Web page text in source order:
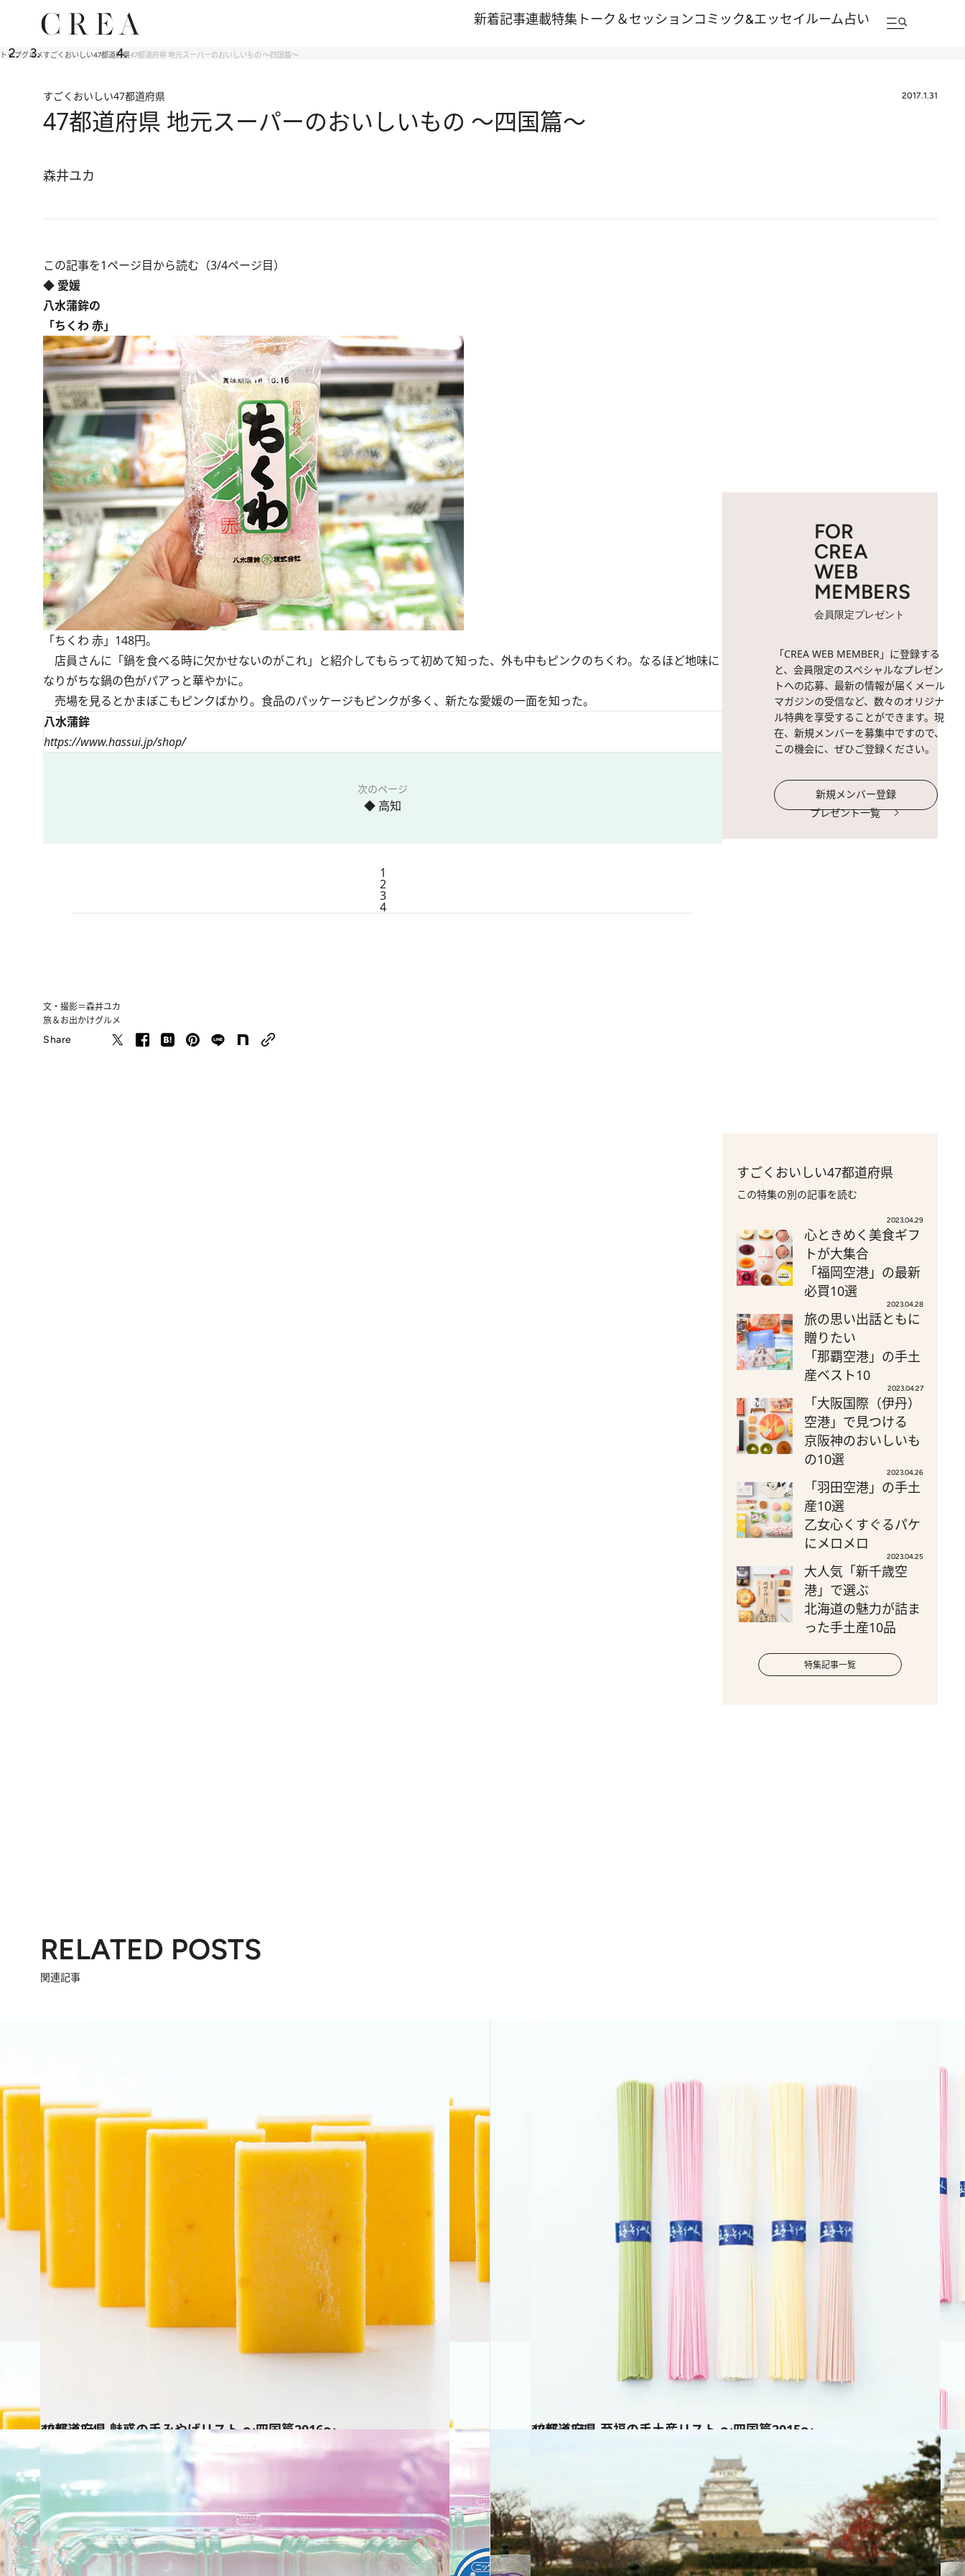
新着記事連載特集 トーク＆セッションコミック&エッセイルーム占い
トップグルメすごくおいしい47都道府県47都道府県 地元スーパーのおいしいもの ～四国篇～
すごくおいしい47都道府県 2017.1.31
47都道府県 地元スーパーのおいしいもの ～四国篇～
森井ユカ
この記事を1ページ目から読む（3/4ページ目）
◆ 愛媛
八水蒲鉾の
「ちくわ 赤」
「ちくわ 赤」148円。
店員さんに「鍋を食べる時に欠かせないのがこれ」と紹介してもらって初めて知った、外も中もピンクのちくわ。なるほど地味に
なりがちな鍋の色がパアっと華やかに。
売場を見るとかまぼこもピンクばかり。食品のパッケージもピンクが多く、新たな愛媛の一面を知った。
八水蒲鉾
https://www.hassui.jp/shop/
次のページ
◆ 高知
1
2
3
4
文・撮影＝森井ユカ
旅＆お出かけグルメ
Share
FOR
CREA
WEB
MEMBERS
会員限定プレゼント
「CREA WEB MEMBER」に登録する
と、会員限定のスペシャルなプレゼン
トへの応募、最新の情報が届くメール
マガジンの受信など、数々のオリジナ
ル特典を享受することができます。現
在、新規メンバーを募集中ですので、
この機会に、ぜひご登録ください。
新規メンバー登録
プレゼント一覧
すごくおいしい47都道府県
この特集の別の記事を読む
2023.04.29
心ときめく美食ギフ
トが大集合
「福岡空港」の最新
必買10選
2023.04.28
旅の思い出話ともに
贈りたい
「那覇空港」の手土
産ベスト10
2023.04.27
「大阪国際（伊丹）
空港」で見つける
京阪神のおいしいも
の10選
2023.04.26
「羽田空港」の手土
産10選
乙女心くすぐるパケ
にメロメロ
2023.04.25
大人気「新千歳空
港」で選ぶ
北海道の魅力が詰ま
った手土産10品
特集記事一覧
RELATED POSTS
関連記事
2016.12.4
47都道府県 魅惑の手みやげリスト ～四国篇2016～
グルメ 2015.12.5
47都道府県 至福の手土産リスト ～四国篇2015～
グルメ